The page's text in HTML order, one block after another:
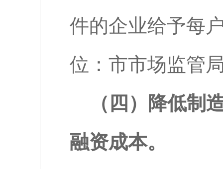
件的企业给予每
位：市市场监管
（四）降低制
融资成本。